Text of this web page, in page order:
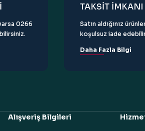
0266
TAKSİT İMKANI
Satın aldığınız
koşulsuz iade
Daha Fazla Bilgi
Alışveriş Bilgileri